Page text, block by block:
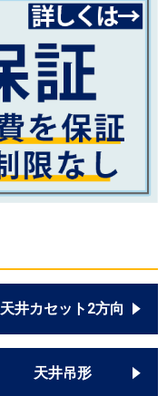
天井カセット2方向
天井吊形